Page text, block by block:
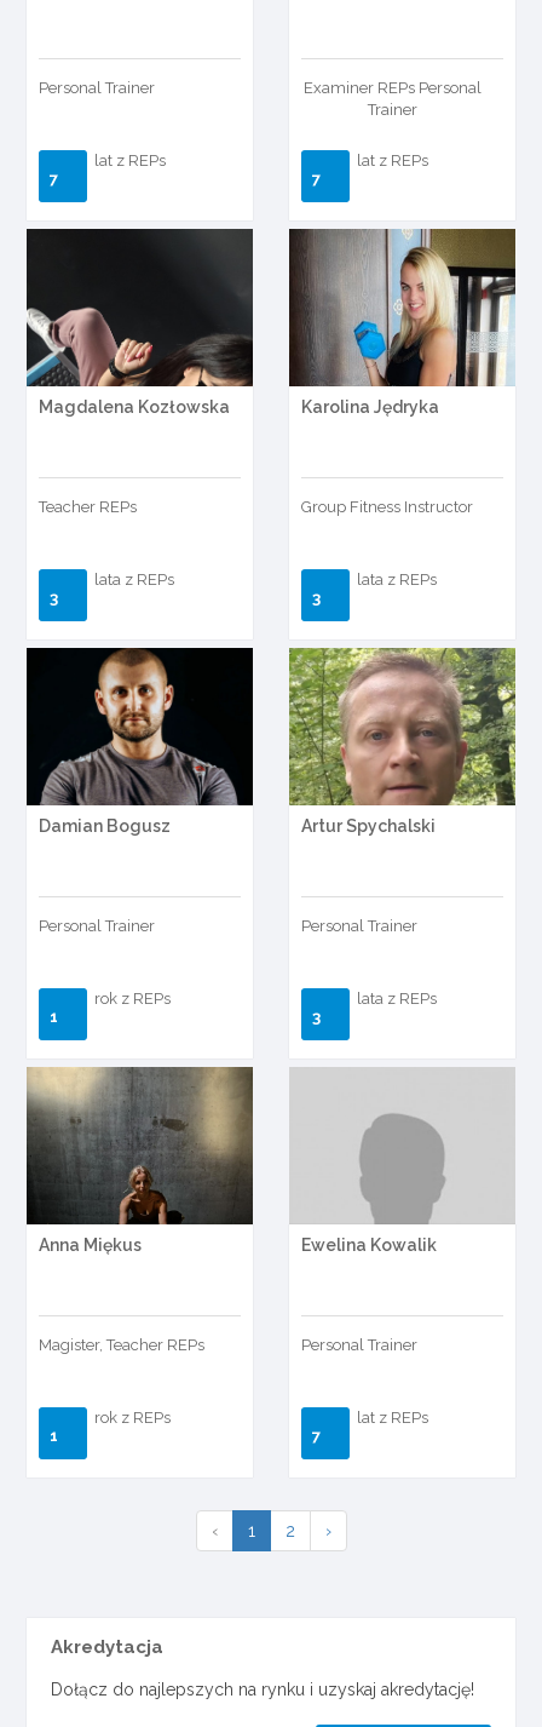
Personal Trainer
7
lat z REPs
Examiner REPs Personal
Trainer
7
lat z REPs
Magdalena Kozłowska
Teacher REPs
3
lata z REPs
Karolina Jędryka
Group Fitness Instructor
3
lata z REPs
Damian Bogusz
Personal Trainer
1
rok z REPs
Artur Spychalski
Personal Trainer
3
lata z REPs
Anna Miękus
Magister, Teacher REPs
1
rok z REPs
Ewelina Kowalik
Personal Trainer
7
lat z REPs
‹ 1 2 ›
Akredytacja
Dołącz do najlepszych na rynku i uzyskaj akredytację!